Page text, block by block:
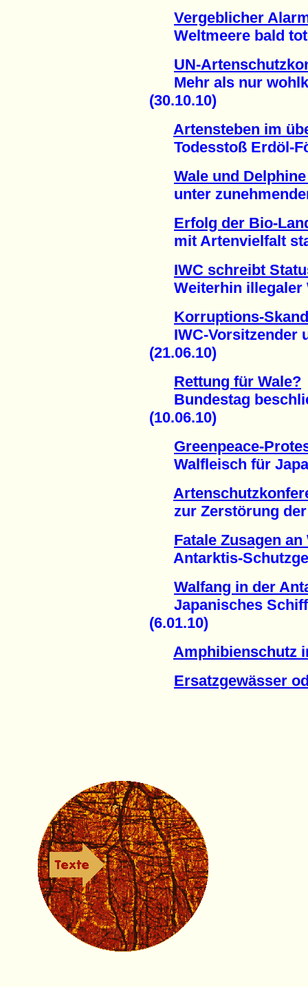
Vergeblicher
Weltmeere bald
UN-
Mehr als nur
(30.10.10)
Artensteben im
Todesstoß Erdöl-
Wale und
unter
Erfolg der Bio-
mit Artenvielfalt
IWC schreibt
Weiterhin illegaler
Korruptions-
IWC-Vorsitzender
(21.06.10)
Rettung für Wale?
Bundestag
(10.06.10)
Greenpeace-
Walfleisch für
zur Zerstörung der
Fatale Zusagen
Antarktis-
Walfang in der
Japanisches Schiff
(6.01.10)
Amphibienschutz
Ersatzgewässer